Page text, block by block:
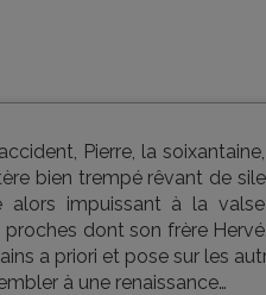
Pierre, la
bien trempé rêvant de
impuissant à la
proches dont son frère
a priori et pose sur les
à une renaissance…